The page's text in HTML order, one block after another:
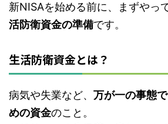
新NISAを始める前に、まずやっ
活防衛資金の準備です。
生活防衛資金とは？
病気や失業など、 万が一の事態
めの資金のこと。